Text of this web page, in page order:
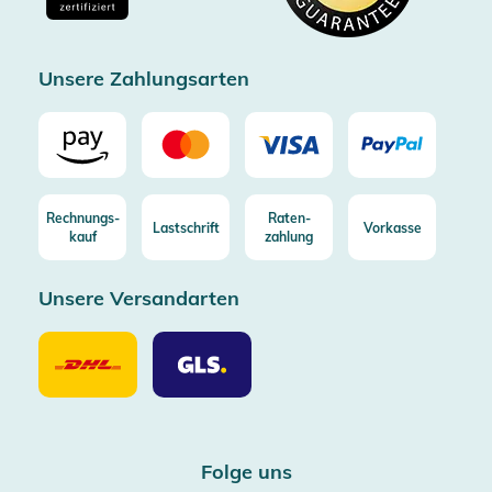
Unsere Zahlungsarten
Rechnungs-
kauf
Lastschrift
Raten-
zahlung
Vorkasse
Unsere Versandarten
Unsere
Versandarten
DHL
Unsere
Versandarten
GLS
Folge uns